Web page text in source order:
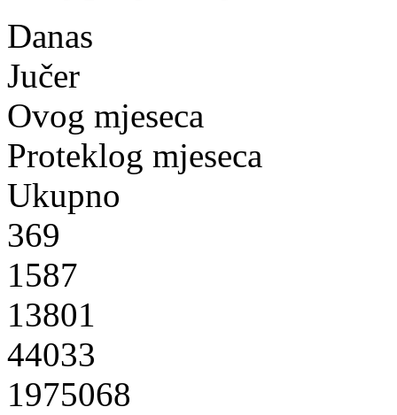
Danas
Jučer
Ovog mjeseca
Proteklog mjeseca
Ukupno
369
1587
13801
44033
1975068